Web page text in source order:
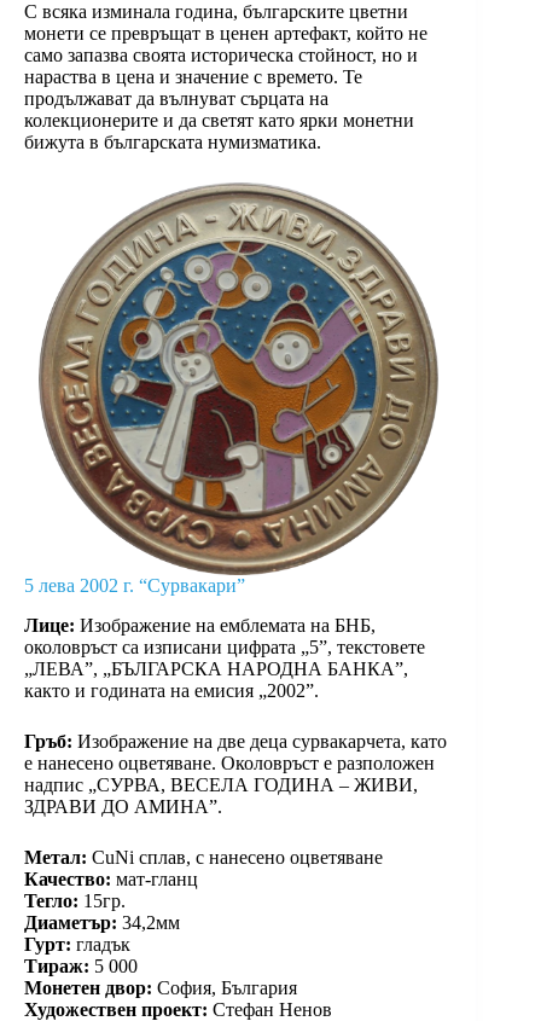
С всяка изминала година, българските цветни
монети се превръщат в ценен артефакт, който не
само запазва своята историческа стойност, но и
нараства в цена и значение с времето. Те
продължават да вълнуват сърцата на
колекционерите и да светят като ярки монетни
бижута в българската нумизматика.
5 лева 2002 г. “Сурвакари”
Лице: Изображение на емблемата на БНБ,
околовръст са изписани цифрата „5”, текстовете
„ЛЕВА”, „БЪЛГАРСКА НАРОДНА БАНКА”,
както и годината на емисия „2002”.
Гръб: Изображение на две деца сурвакарчета, като
е нанесено оцветяване. Околовръст е разположен
надпис „СУРВА, ВЕСЕЛА ГОДИНА – ЖИВИ,
ЗДРАВИ ДО АМИНА”.
Метал: CuNi сплав, с нанесено оцветяване
Качество: мат-гланц
Тегло: 15гр.
Диаметър: 34,2мм
Гурт: гладък
Тираж: 5 000
Монетен двор: София, България
Художествен проект: Стефан Ненов